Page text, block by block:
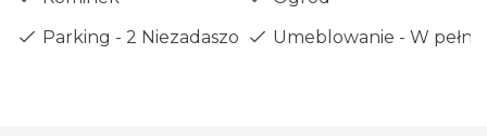
Parking - 2 Niezadaszone Umeblowanie - W pełni